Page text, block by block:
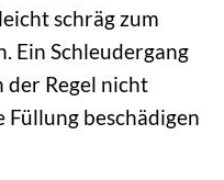
schräg zum
Ein Schleudergang
der Regel nicht
Füllung beschädigen